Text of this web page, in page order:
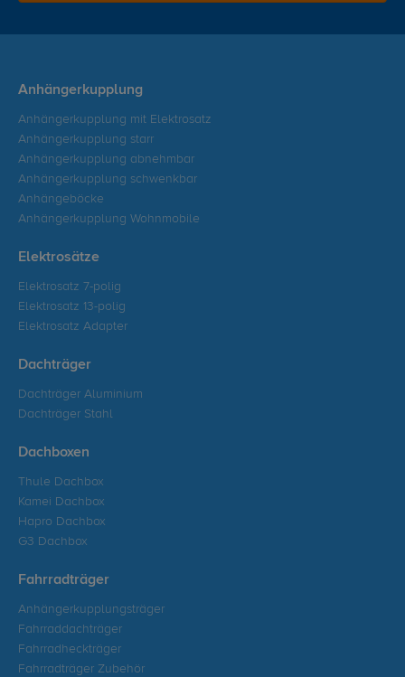
Anhängerkupplung
Anhängerkupplung mit Elektrosatz
Anhängerkupplung starr
Anhängerkupplung abnehmbar
Anhängerkupplung schwenkbar
Anhängeböcke
Anhängerkupplung Wohnmobile
Elektrosätze
Elektrosatz 7-polig
Elektrosatz 13-polig
Elektrosatz Adapter
Dachträger
Dachträger Aluminium
Dachträger Stahl
Dachboxen
Thule Dachbox
Kamei Dachbox
Hapro Dachbox
G3 Dachbox
Fahrradträger
Anhängerkupplungsträger
Fahrraddachträger
Fahrradheckträger
Fahrradträger Zubehör